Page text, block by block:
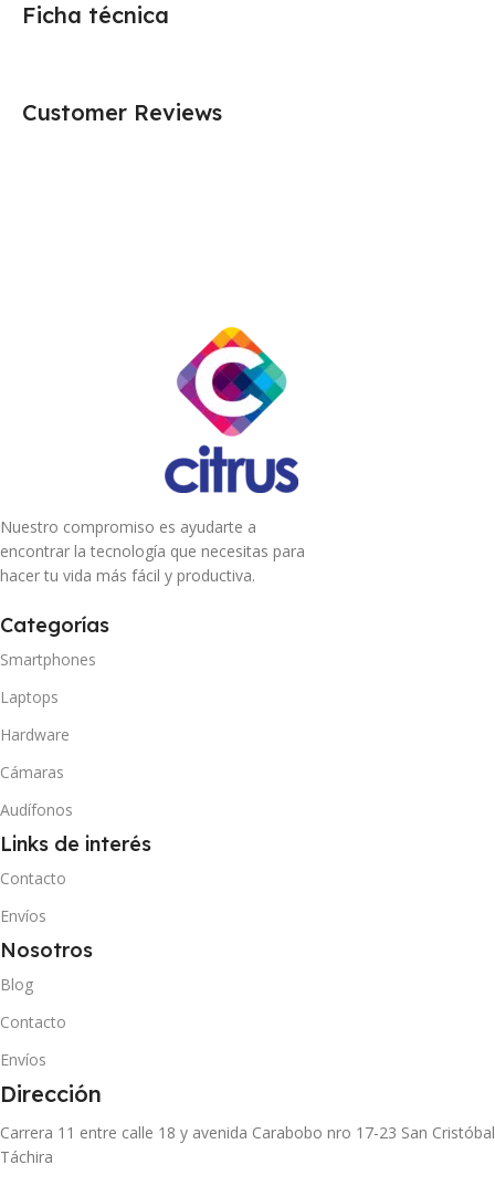
Ficha técnica
Customer Reviews
Nuestro compromiso es ayudarte a
encontrar la tecnología que necesitas para
hacer tu vida más fácil y productiva.
Categorías
Smartphones
Laptops
Hardware
Cámaras
Audífonos
Links de interés
Contacto
Envíos
Nosotros
Blog
Contacto
Envíos
Dirección
Carrera 11 entre calle 18 y avenida Carabobo nro 17-23 San Cristóbal
Táchira